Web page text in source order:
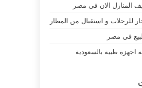
المنازل الان في مصر
للرحلات و استقبال من المطار
في مصر
طبية بالسعودية